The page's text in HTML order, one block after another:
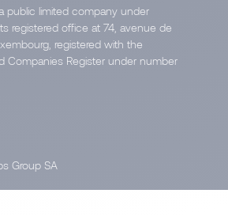
public limited company under
registered office at 74, avenue de
registered with the
Companies Register under number
Group SA